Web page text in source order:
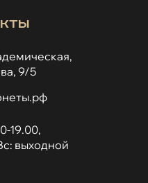
9/5
19.00,
выходной